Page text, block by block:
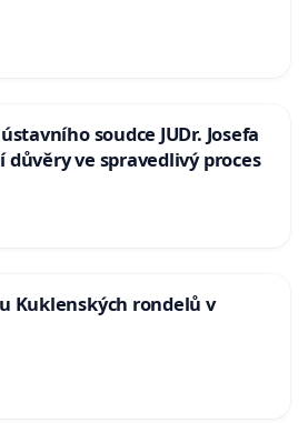
soudce JUDr. Josefa
důvěry ve spravedlivý proces
Kuklenských rondelů v